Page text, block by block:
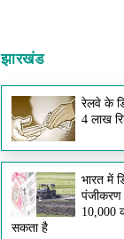
झारखंड
रेलवे के
4 लाख
भारत में
पंजीकरण
10,000
सकता है